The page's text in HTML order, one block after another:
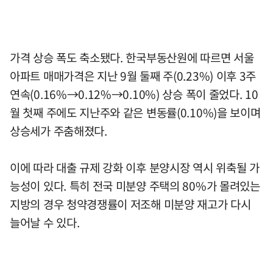
가격 상승 폭도 축소됐다. 한국부동산원에 따르면 서울
아파트 매매가격은 지난 9월 둘째 주(0.23%) 이후 3주
연속(0.16%→0.12%→0.10%) 상승 폭이 줄었다. 10
월 첫째 주에도 지난주와 같은 변동률(0.10%)을 보이며
상승세가 주춤해졌다.
이에 따라 대출 규제 강화 이후 분양시장 역시 위축될 가
능성이 있다. 특히 전국 미분양 주택의 80%가 몰려있는
지방의 경우 청약경쟁률이 저조해 미분양 재고가 다시
늘어날 수 있다.